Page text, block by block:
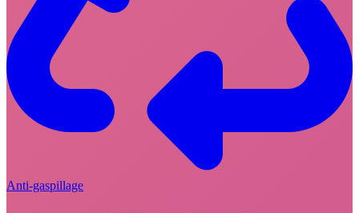
Anti-gaspillage